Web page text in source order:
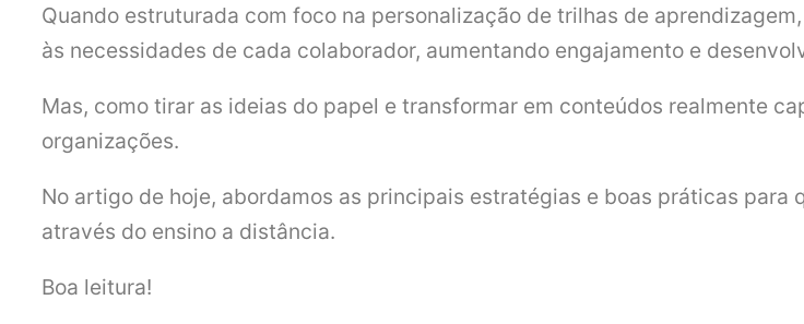
Quando estruturada com foco na personalização de trilhas de
às necessidades de cada colaborador, aumentando engajamento e
Mas, como tirar as ideias do papel e transformar em conteúdos realmente
organizações.
No artigo de hoje, abordamos as principais estratégias e boas práticas
através do ensino a distância.
Boa leitura!